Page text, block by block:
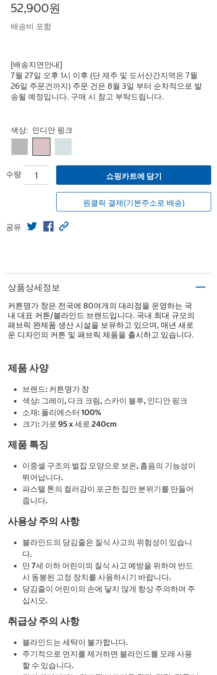
52,900원
배송비 포함
[배송지연안내]
7월 27일 오후 1시 이후 (단 제주 및 도서산간지역은 7월
26일 주문건까지) 주문 건은 8월 3일 부터 순차적으로 발
송될 예정입니다. 구매 시 참고 부탁드립니다.
Select product
색상: 인디안 핑크
수량 쇼핑카트에 담기
원클릭 결제(기본주소로 배송)
공유
상품상세정보
커튼명가 창은 전국에 80여개의 대리점을 운영하는 국
내 대표 커튼/블라인드 브랜드입니다. 국내 최대 규모의
패브릭 완제품 생산 시설을 보유하고 있으며, 매년 새로
운 디자인의 커튼 및 패브릭 제품을 출시하고 있습니다.
제품 사양
브랜드: 커튼명가 창
색상: 그레이, 다크 크림, 스카이 블루, 인디안 핑크
소재: 폴리에스터 100%
크기: 가로 95 x 세로 240cm
제품 특징
이중셀 구조의 벌집 모양으로 보온, 흡음의 기능성이
뛰어납니다.
파스텔 톤의 컬러감이 포근한 집안 분위기를 만들어
줍니다.
사용상 주의 사항
블라인드의 당김줄은 질식 사고의 위험성이 있습니
다.
만 7세 이하 어린이의 질식 사고 예방을 위하여 반드
시 동봉된 고정 장치를 사용하시기 바랍니다.
당김줄이 어린이의 손에 닿지 않게 항상 주의하여 주
십시오.
취급상 주의 사항
블라인드는 세탁이 불가합니다.
주기적으로 먼지를 제거하면 블라인드를 오래 사용
할 수 있습니다.